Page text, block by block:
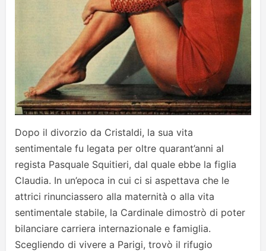
Dopo il divorzio da Cristaldi, la sua vita
sentimentale fu legata per oltre quarant’anni al
regista Pasquale Squitieri, dal quale ebbe la figlia
Claudia. In un’epoca in cui ci si aspettava che le
attrici rinunciassero alla maternità o alla vita
sentimentale stabile, la Cardinale dimostrò di poter
bilanciare carriera internazionale e famiglia.
Scegliendo di vivere a Parigi, trovò il rifugio